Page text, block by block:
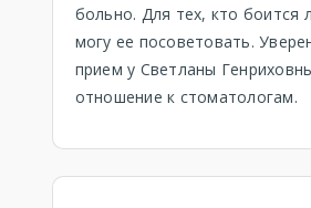
больно. Для тех, кто боится
могу ее посоветовать.
прием у Светланы
отношение к стоматологам.